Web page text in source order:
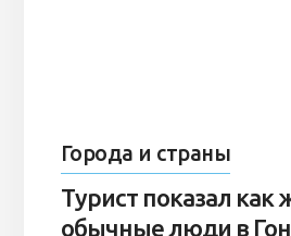
Города и страны
Турист показал как
обычные люди в